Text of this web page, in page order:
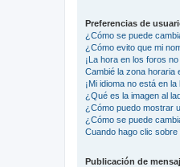
Preferencias de
¿Cómo se puede
¿Cómo evito que mi
¡La hora en los foros
Cambié la zona horaria
¡Mi idioma no está en la
¿Qué es la imagen al
¿Cómo puedo mostrar
¿Cómo se puede
Cuando hago clic sobre
Publicación de